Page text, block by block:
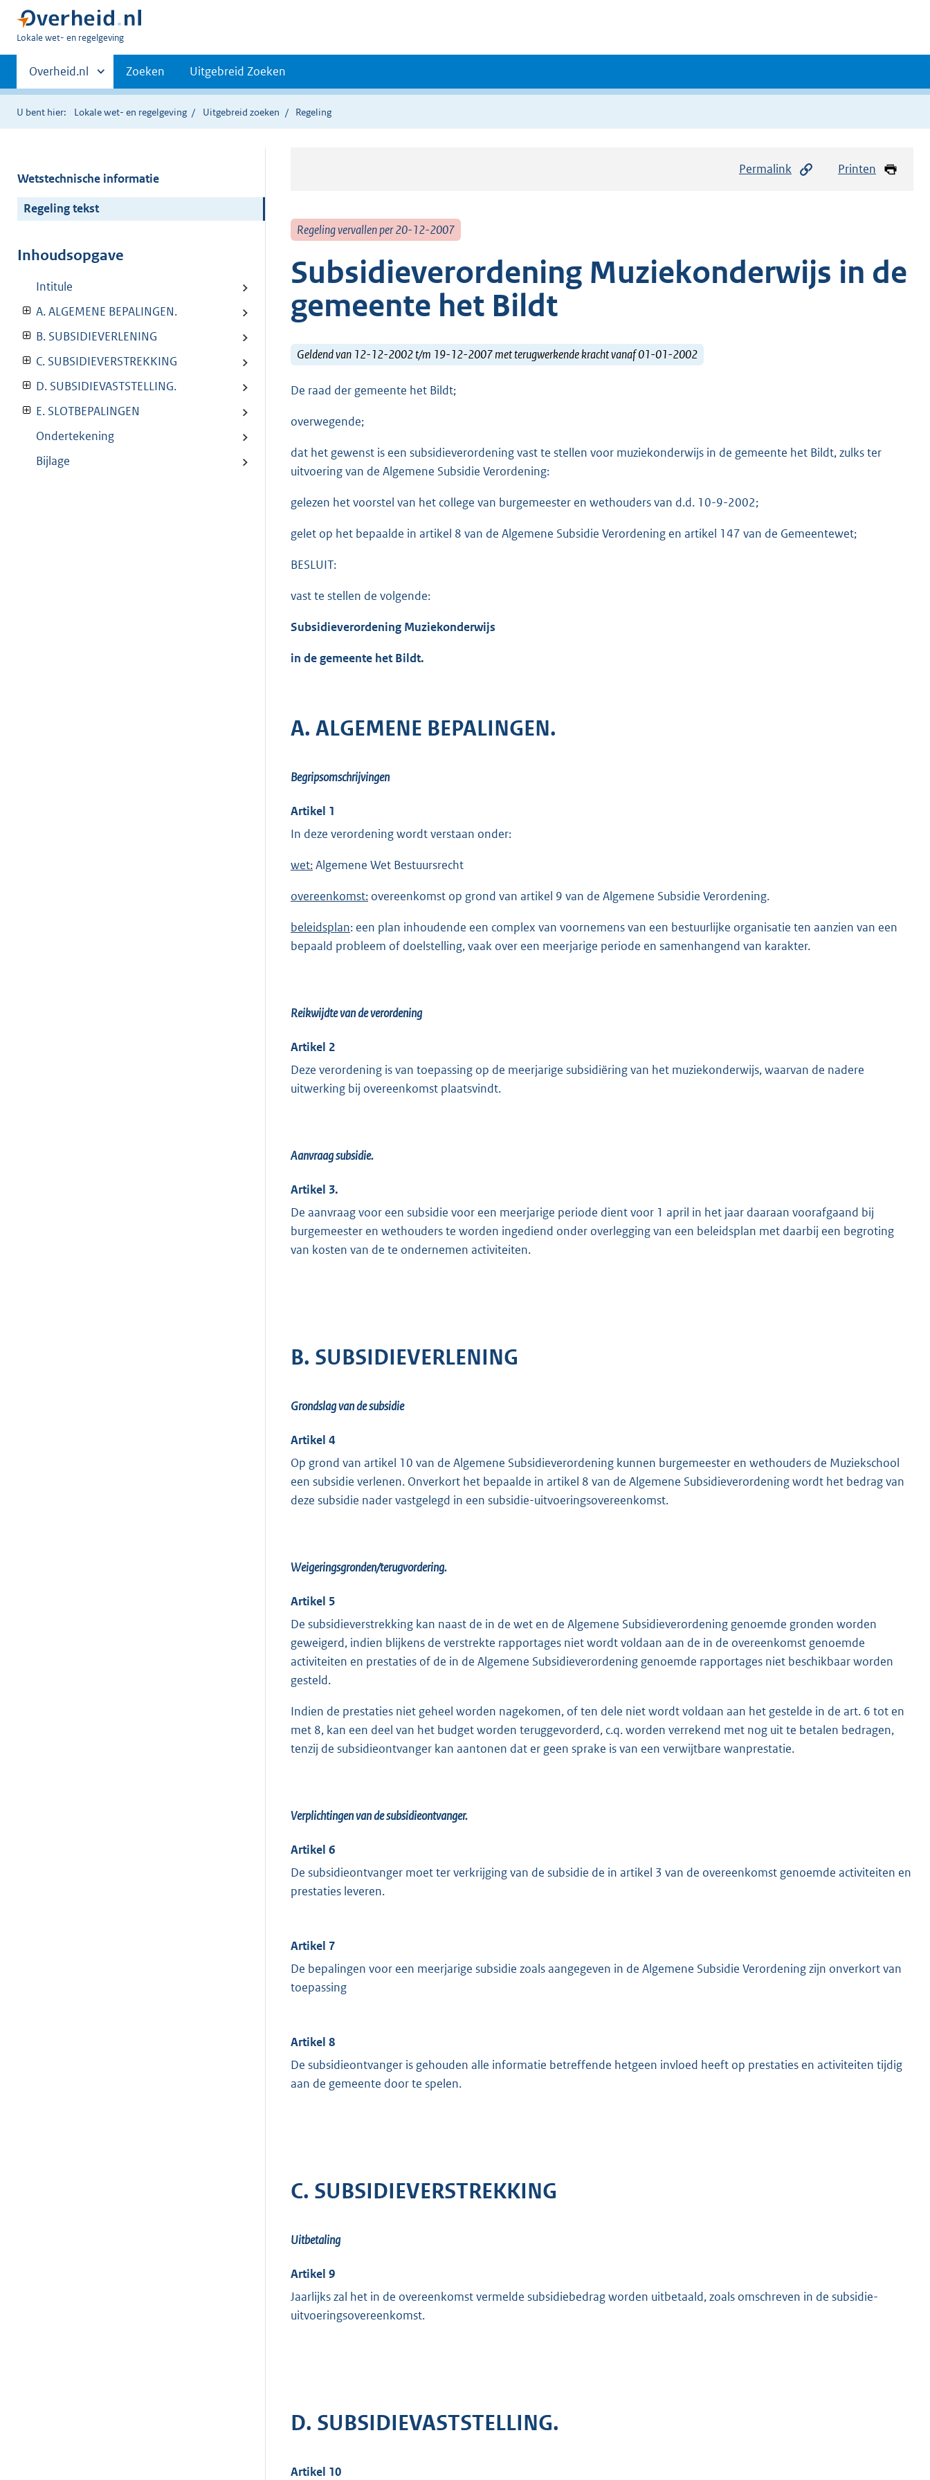
U
hier:
Lokale wet- en regelgeving
Primaire
navigatie
Andere
sites
binnen
Overheid.nl Zoeken Uitgebreid Zoeken
U bent hier: Lokale wet- en regelgeving Uitgebreid zoeken Regeling
Wetstechnische informatie
Regeling tekst
Inhoudsopgave
Intitule
A. ALGEMENE BEPALINGEN.
B. SUBSIDIEVERLENING
C. SUBSIDIEVERSTREKKING
D. SUBSIDIEVASTSTELLING.
E. SLOTBEPALINGEN
Ondertekening
Bijlage
Permalink Printen
Regeling vervallen per 20-12-2007
Subsidieverordening Muziekonderwijs in de
gemeente het Bildt
Geldend van 12-12-2002 t/m 19-12-2007 met terugwerkende kracht vanaf 01-01-2002
De raad der gemeente het Bildt;
overwegende;
dat het gewenst is een subsidieverordening vast te stellen voor muziekonderwijs in de gemeente het Bildt, zulks ter
uitvoering van de Algemene Subsidie Verordening:
gelezen het voorstel van het college van burgemeester en wethouders van d.d. 10-9-2002;
gelet op het bepaalde in artikel 8 van de Algemene Subsidie Verordening en artikel 147 van de Gemeentewet;
BESLUIT:
vast te stellen de volgende:
Subsidieverordening Muziekonderwijs
in de gemeente het Bildt.
A. ALGEMENE BEPALINGEN.
Begripsomschrijvingen
Artikel 1
In deze verordening wordt verstaan onder:
wet:Algemene Wet Bestuursrecht
overeenkomst: overeenkomst op grond van artikel 9 van de Algemene Subsidie Verordening.
beleidsplan: een plan inhoudende een complex van voornemens van een bestuurlijke organisatie ten aanzien van een
bepaald probleem of doelstelling, vaak over een meerjarige periode en samenhangend van karakter.
Reikwijdte van de verordening
Artikel 2
Deze verordening is van toepassing op de meerjarige subsidiëring van het muziekonderwijs, waarvan de nadere
uitwerking bij overeenkomst plaatsvindt.
Aanvraag subsidie.
Artikel 3.
De aanvraag voor een subsidie voor een meerjarige periode dient voor 1 april in het jaar daaraan voorafgaand bij
burgemeester en wethouders te worden ingediend onder overlegging van een beleidsplan met daarbij een begroting
van kosten van de te ondernemen activiteiten.
B. SUBSIDIEVERLENING
Grondslag van de subsidie
Artikel 4
Op grond van artikel 10 van de Algemene Subsidieverordening kunnen burgemeester en wethouders de Muziekschool
een subsidie verlenen. Onverkort het bepaalde in artikel 8 van de Algemene Subsidieverordening wordt het bedrag van
deze subsidie nader vastgelegd in een subsidie-uitvoeringsovereenkomst.
Weigeringsgronden/terugvordering.
Artikel 5
De subsidieverstrekking kan naast de in de wet en de Algemene Subsidieverordening genoemde gronden worden
geweigerd, indien blijkens de verstrekte rapportages niet wordt voldaan aan de in de overeenkomst genoemde
activiteiten en prestaties of de in de Algemene Subsidieverordening genoemde rapportages niet beschikbaar worden
gesteld.
Indien de prestaties niet geheel worden nagekomen, of ten dele niet wordt voldaan aan het gestelde in de art. 6 tot en
met 8, kan een deel van het budget worden teruggevorderd, c.q. worden verrekend met nog uit te betalen bedragen,
tenzij de subsidieontvanger kan aantonen dat er geen sprake is van een verwijtbare wanprestatie.
Verplichtingen van de subsidieontvanger.
Artikel 6
De subsidieontvanger moet ter verkrijging van de subsidie de in artikel 3 van de overeenkomst genoemde activiteiten en
prestaties leveren.
Artikel 7
De bepalingen voor een meerjarige subsidie zoals aangegeven in de Algemene Subsidie Verordening zijn onverkort van
toepassing
Artikel 8
De subsidieontvanger is gehouden alle informatie betreffende hetgeen invloed heeft op prestaties en activiteiten tijdig
aan de gemeente door te spelen.
C. SUBSIDIEVERSTREKKING
Uitbetaling
Artikel 9
Jaarlijks zal het in de overeenkomst vermelde subsidiebedrag worden uitbetaald, zoals omschreven in de subsidie-
uitvoeringsovereenkomst.
D. SUBSIDIEVASTSTELLING.
Artikel 10